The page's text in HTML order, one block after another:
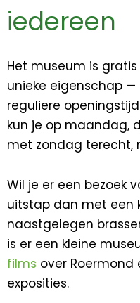
iedereen
Het museum is
unieke eigenschap
reguliere
kun je op maandag,
met zondag terecht,
Wil je er een bezoek
uitstap dan met een
naastgelegen
is er een kleine
films over Roermond
exposities.